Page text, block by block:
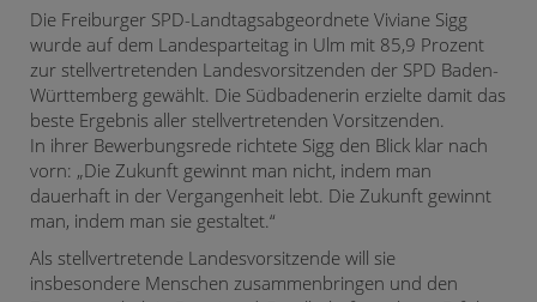
Die Freiburger SPD-Landtagsabgeordnete Viviane Sigg
wurde auf dem Landesparteitag in Ulm mit 85,9 Prozent
zur stellvertretenden Landesvorsitzenden der SPD Baden-
Württemberg gewählt. Die Südbadenerin erzielte damit das
beste Ergebnis aller stellvertretenden Vorsitzenden.
In ihrer Bewerbungsrede richtete Sigg den Blick klar nach
vorn: „Die Zukunft gewinnt man nicht, indem man
dauerhaft in der Vergangenheit lebt. Die Zukunft gewinnt
man, indem man sie gestaltet.“
Als stellvertretende Landesvorsitzende will sie
insbesondere Menschen zusammenbringen und den